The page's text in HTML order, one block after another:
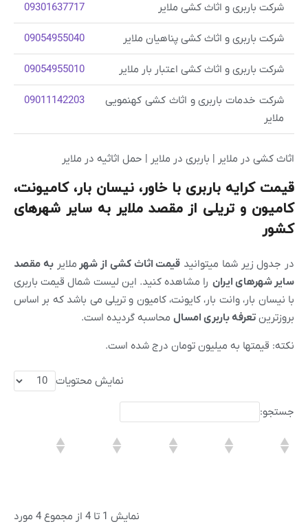
شرکت باربری و اثاث کشی ملایر 09301637717
شرکت باربری و اثاث کشی پناهیان ملایر 09054955040
شرکت باربری و اثاث کشی اعتبار بار ملایر 09054955010
شرکت خدمات باربری و اثاث کشی کهنمویی
ملایر
09011142203
اثاث کشی در ملایر | باربری در ملایر | حمل اثاثیه در ملایر
قیمت کرایه باربری با خاور، نیسان بار، کامیونت،
کامیون و تریلی از مقصد ملایر به سایر شهرهای
کشور
در جدول زیر شما میتوانید قیمت اثاث کشی از شهر ملایربه مقصد
سایر شهرهای ایران را مشاهده کنید. این لیست شمال قیمت باربری
با نیسان بار، وانت بار، کایونت، کامیون و تریلی می باشد که بر اساس
بروزترین تعرفه باربری امسال محاسبه گردیده است.
نکته: قیمتها به میلیون تومان درج شده است.
نمایش محتویات
جستجو:
نمایش 1 تا 4 از مجموع 4 مورد